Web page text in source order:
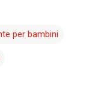
per bambini